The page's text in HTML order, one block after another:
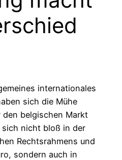
internationales
sich die Mühe
belgischen Markt
sich nicht bloß in der
Rechtsrahmens und
sondern auch in